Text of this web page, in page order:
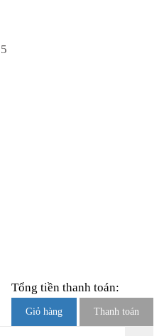
Tổng tiền thanh toán:
Giỏ hàng Thanh toán